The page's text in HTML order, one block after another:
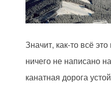
Значит, как-то всё
ничего не написано
канатная дорога